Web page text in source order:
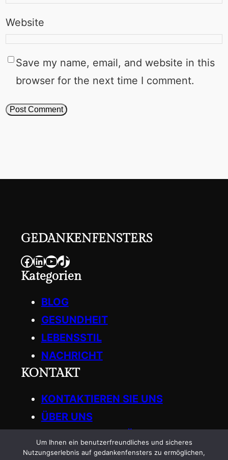
Website
Save my name, email, and website in this
browser for the next time I comment.
GEDANKENFENSTERS
Facebook LinkedIn YouTube TikTok
Kategorien
BLOG
GESUNDHEIT
LEBENSSTIL
NACHRICHT
KONTAKT
KONTAKTIEREN SIE UNS
ÜBER UNS
Get in Touch
Um Ihnen ein benutzerfreundliches und sicheres
Nutzungserlebnis auf gedankenfensters zu ermöglichen,